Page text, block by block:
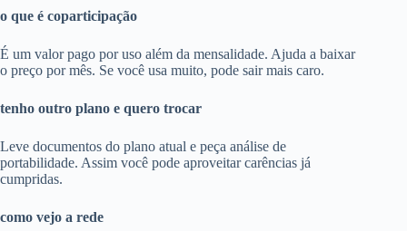
o que é coparticipação
É um valor pago por uso além da mensalidade. Ajuda a baixar
o preço por mês. Se você usa muito, pode sair mais caro.
tenho outro plano e quero trocar
Leve documentos do plano atual e peça análise de
portabilidade. Assim você pode aproveitar carências já
cumpridas.
como vejo a rede